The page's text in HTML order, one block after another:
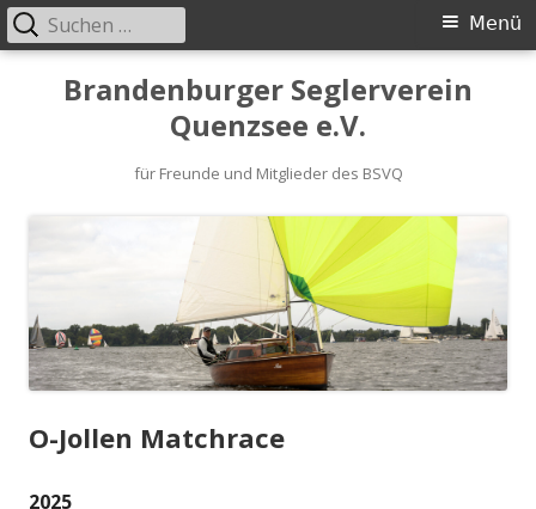
Brandenburger Seglerverein
Quenzsee e.V.
für Freunde und Mitglieder des BSVQ
Primäres
Menü
Menü
Suchen
nach:
O-Jollen Matchrace
2025